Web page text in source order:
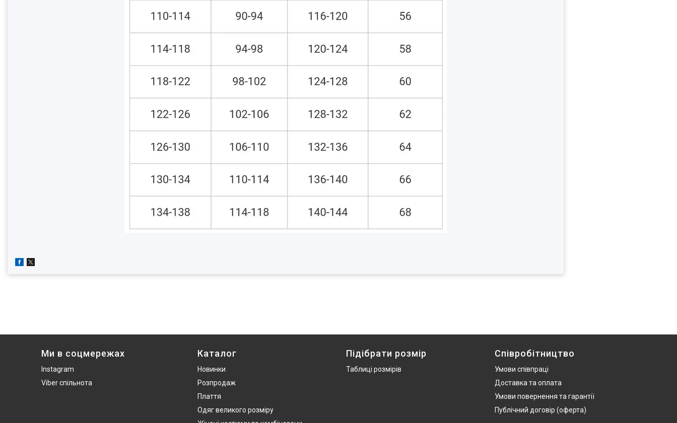
Ми в соцмережах
Instagram
Viber спільнота
Каталог
Новинки
Розпродаж
Плаття
Одяг великого розміру
Підібрати розмір
Таблиці розмірів
Співробітництво
Умови співпраці
Доставка та оплата
Умови повернення та гарантії
Публічний договір (оферта)